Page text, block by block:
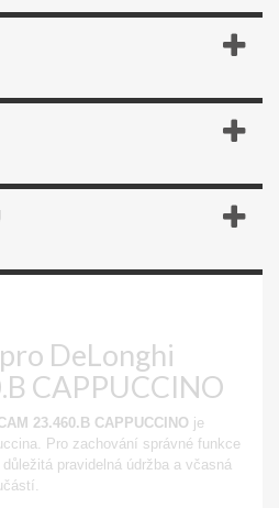
DeLonghi
CAPPUCCINO
23.460.B CAPPUCCINO je
Pro zachování správné funkce
pravidelná údržba a včasná